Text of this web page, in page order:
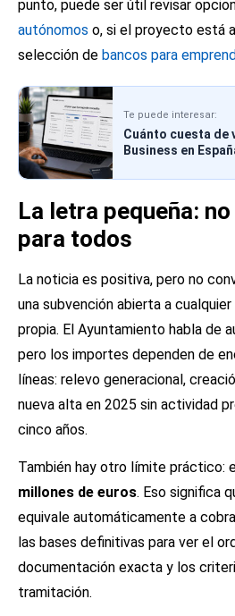
punto, puede ser útil revisar
autónomos o, si el proyecto está
selección de bancos para
Te puede interesar:
Cuánto cuesta de
Business en
La letra pequeña:
para todos
La noticia es positiva, pero no
una subvención abierta a
propia. El Ayuntamiento habla de
pero los importes dependen de
líneas: relevo generacional,
nueva alta en 2025 sin actividad
cinco años.
También hay otro límite práctico:
millones de euros. Eso significa
equivale automáticamente a
las bases definitivas para ver el
documentación exacta y los
tramitación.